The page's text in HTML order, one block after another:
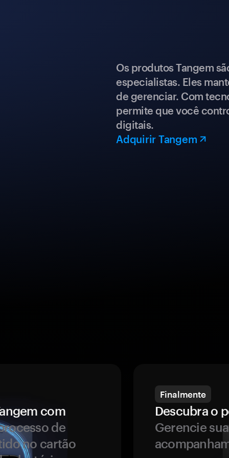
Os produtos Tangem
especialistas. Eles
de gerenciar. Com
permite que você
digitais.
Adquirir Tangem
com
de
no cartão
Finalmente
Descubra o
Gerencie